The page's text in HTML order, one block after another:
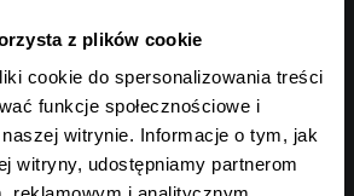
z plików cookie
cookie do spersonalizowania treści
funkcje społecznościowe i
witrynie. Informacje o tym, jak
witryny, udostępniamy partnerom